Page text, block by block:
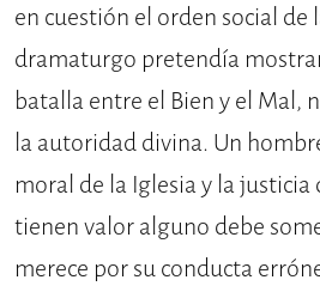
en cuestión el orden social de
dramaturgo pretendía
batalla entre el Bien y el Mal,
la autoridad divina. Un
moral de la Iglesia y la
tienen valor alguno debe
merece por su conducta